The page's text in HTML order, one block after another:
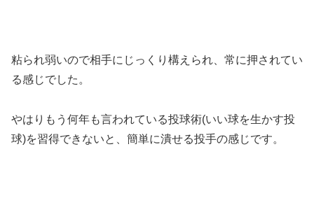
粘られ弱いので相手にじっくり構えられ、常に押されてい
る感じでした。
やはりもう何年も言われている投球術(いい球を生かす投
球)を習得できないと、簡単に潰せる投手の感じです。